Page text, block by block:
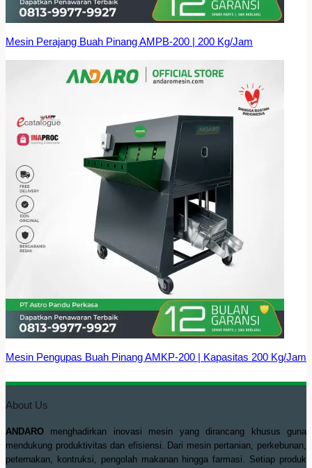
Mesin Perajang Buah Pinang AMPB-200 | 200 Kg/Jam
Mesin Pengupas Buah Pinang AMKP-200 | Kapasitas 200 Kg/Jam
About Us
ANDARO menghadirkan inovasi mesin yang dirancang khusus guna
mendukung produktivitas dan efisiensi. Dari mesin pertanian, perkebunan,
peternakan, kontruksi, pengolah makanan hingga farmasi. Setiap produk